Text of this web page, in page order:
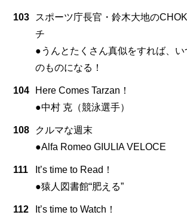
103
スポーツ庁長官・鈴木大地の
チ
●うんとたくさん真似をすれば、い
のものになる！
104
Here Comes Tarzan！
●中村 克（競泳選手）
108
クルマな週末
●Alfa Romeo GIULIA VELOCE
111
It’s time to Read！
●猿人図書館“肥える”
112
It’s time to Watch！